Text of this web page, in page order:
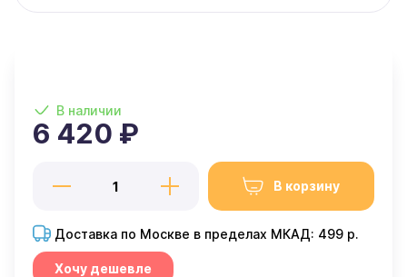
В наличии
6 420 ₽
В корзину
Доставка по Москве в пределах МКАД: 499 р.
Хочу дешевле